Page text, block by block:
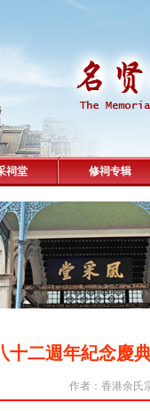
祠堂 修祠专辑
十二週年紀念慶
作者：香港余氏